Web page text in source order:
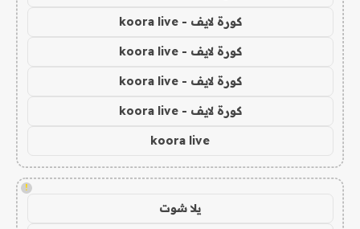
كورة لايف - koora live
كورة لايف - koora live
كورة لايف - koora live
كورة لايف - koora live
koora live
!
يلا شوت